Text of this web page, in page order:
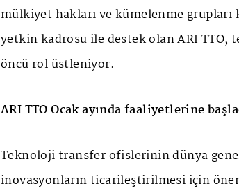
mülkiyet hakları ve kümelenme grupları
yetkin kadrosu ile destek olan ARI TTO,
öncü rol üstleniyor.
ARI TTO Ocak ayında faaliyetlerine
Teknoloji transfer ofislerinin dünya
inovasyonların ticarileştirilmesi için